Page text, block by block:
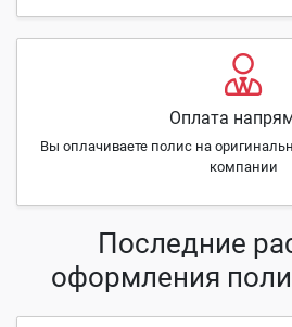
Оплата
Вы оплачиваете полис на
компании
Последние
оформления